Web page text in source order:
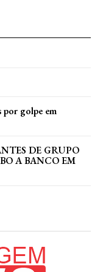
por golpe em
DE GRUPO
A BANCO EM